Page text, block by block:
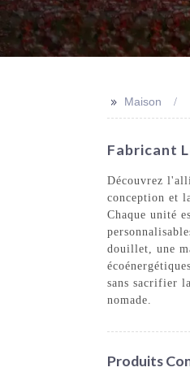
>> Maison
Fabricant
Découvrez
conception et
Chaque unité
douillet, une
sans sacrifier
nomade.
Produits